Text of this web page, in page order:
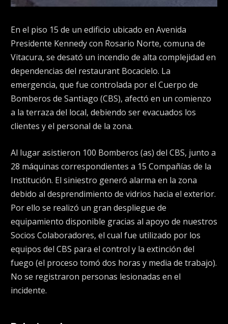
En el piso 15 de un edificio ubicado en Avenida
Presidente Kennedy con Rosario Norte, comuna de
Vitacura, se desató un incendio de alta complejidad en
dependencias del restaurant Bocacielo. La
emergencia, que fue controlada por el Cuerpo de
Bomberos de Santiago (CBS), afectó en un comienzo
a la terraza del local, debiendo ser evacuados los
clientes y el personal de la zona.
Al lugar asistieron 100 Bomberos (as) del CBS, junto a
28 máquinas correspondientes a 15 Compañías de la
Institución. El siniestro generó alarma en la zona
debido al desprendimiento de vidrios hacia el exterior.
Por ello se realizó un gran despliegue de
equipamiento disponible gracias al apoyo de nuestros
Socios Colaboradores, el cual fue utilizado por los
equipos del CBS para el control y la extinción del
fuego (el proceso tomó dos horas y media de trabajo).
No se registraron personas lesionadas en el
incidente.